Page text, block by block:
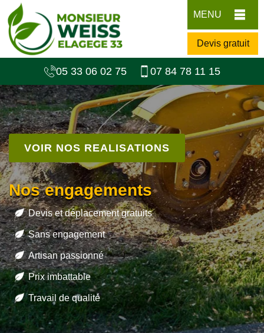
MENU
Devis gratuit
05 33 06 02 75 07 84 78 11 15
VOIR NOS REALISATIONS
Nos engagements
Devis et déplacement gratuits
Sans engagement
Artisan passionné
Prix imbattable
Travail de qualité